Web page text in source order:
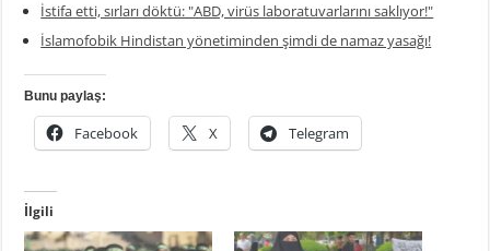
İstifa etti, sırları döktü: "ABD, virüs laboratuvarlarını saklıyor!"
İslamofobik Hindistan yönetiminden şimdi de namaz yasağı!
Bunu paylaş:
Facebook X Telegram
İlgili